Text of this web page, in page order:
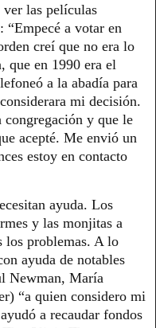
las películas
“Empecé a votar en
creí que no era lo
en 1990 era el
a la abadía para
mi decisión.
y que le
acepté. Me envió un
estoy en contacto
ayuda. Los
y las monjitas a
los problemas. A lo
ayuda de notables
Newman, María
“a quien considero mi
a recaudar fondos